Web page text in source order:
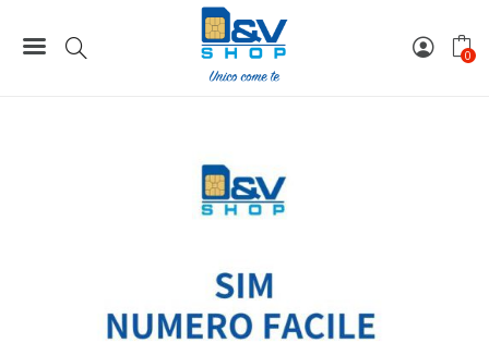
0
SIM Kena Mobile Numero Facile 350X474847 Da Attivare